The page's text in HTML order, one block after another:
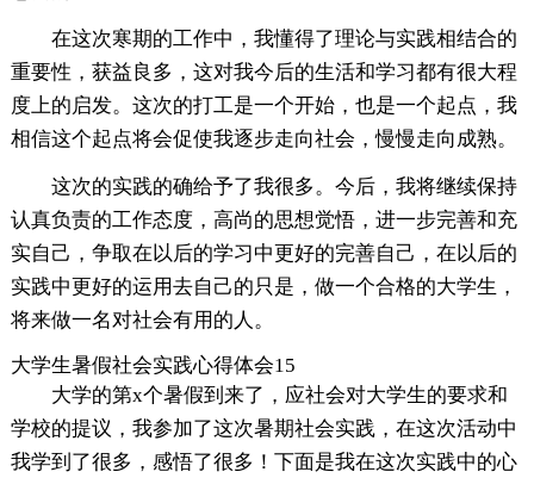
在这次寒期的工作中，我懂得了理论与实践相结合的
重要性，获益良多，这对我今后的生活和学习都有很大程
度上的启发。这次的打工是一个开始，也是一个起点，我
相信这个起点将会促使我逐步走向社会，慢慢走向成熟。
这次的实践的确给予了我很多。今后，我将继续保持
认真负责的工作态度，高尚的思想觉悟，进一步完善和充
实自己，争取在以后的学习中更好的完善自己，在以后的
实践中更好的运用去自己的只是，做一个合格的大学生，
将来做一名对社会有用的人。
大学生暑假社会实践心得体会15
大学的第x个暑假到来了，应社会对大学生的要求和
学校的提议，我参加了这次暑期社会实践，在这次活动中
我学到了很多，感悟了很多！下面是我在这次实践中的心